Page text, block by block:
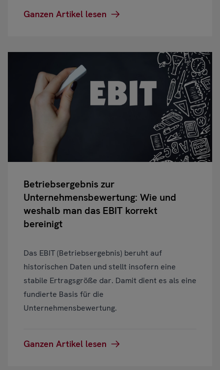
Ganzen Artikel lesen
Betriebsergebnis zur
Unternehmensbewertung: Wie und
weshalb man das EBIT korrekt
bereinigt
Das EBIT (Betriebsergebnis) beruht auf
historischen Daten und stellt insofern eine
stabile Ertragsgröße dar. Damit dient es als eine
fundierte Basis für die
Unternehmensbewertung.
Ganzen Artikel lesen